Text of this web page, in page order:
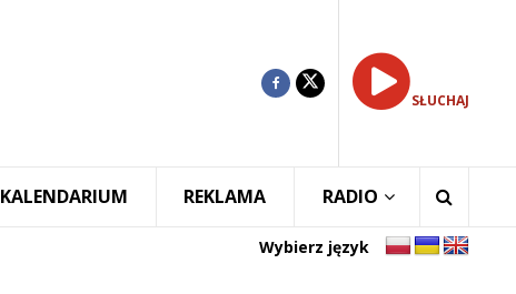
SŁUCHAJ
KALENDARIUM REKLAMA RADIO
Wybierz język